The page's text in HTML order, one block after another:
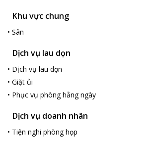
Khu vực chung
• Sân
Dịch vụ lau dọn
• Dịch vụ lau dọn
• Giặt ủi
• Phục vụ phòng hằng ngày
Dịch vụ doanh nhân
• Tiện nghi phòng họp